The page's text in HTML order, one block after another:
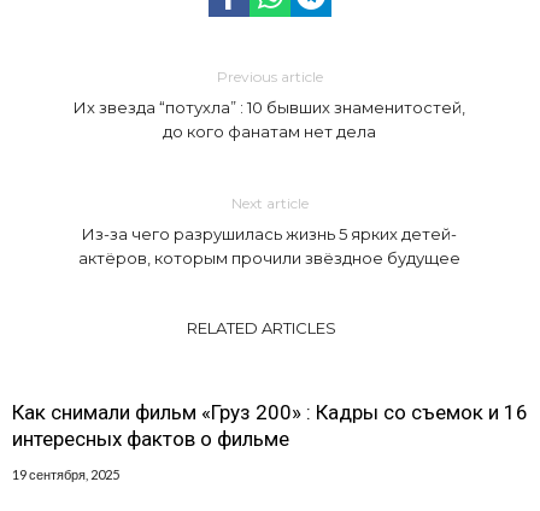
Previous article
Их звезда “потухла” : 10 бывших знаменитостей,
до кого фанатам нет дела
Next article
Из-за чего разрушилась жизнь 5 ярких детей-
актёров, которым прочили звёздное будущее
RELATED ARTICLES
Как снимали фильм «Груз 200» : Кадры со съемок и 16
интересных фактов о фильме
19 сентября, 2025